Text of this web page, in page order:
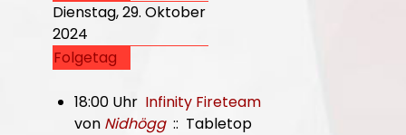
Dienstag, 29. Oktober
2024
Folgetag
18:00 Uhr Infinity Fireteam
von Nidhögg:: Tabletop